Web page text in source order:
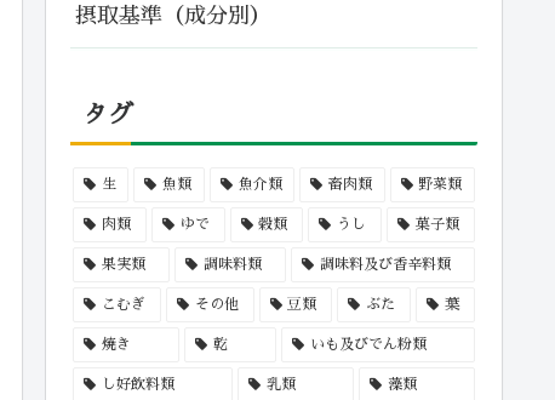
摂取基準（成分別）
タグ
生 魚類 魚介類 畜肉類 野菜類
肉類 ゆで 穀類 うし 菓子類
果実類 調味料類 調味料及び香辛料類
こむぎ その他 豆類 ぶた 葉
焼き 乾 いも及びでん粉類
し好飲料類 乳類 藻類